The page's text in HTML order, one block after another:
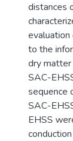
distances
evaluation
to the
dry
SAC-
sequence
SAC-
EHSS